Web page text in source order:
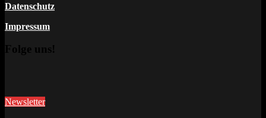
Datenschutz
Impressum
Folge uns!
Newsletter